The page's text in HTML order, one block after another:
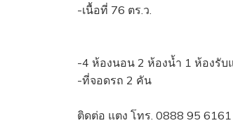
-เนื้อที่ 76 ตร.ว.
-4 ห้องนอน 2 ห้องน้ำ 1 ห้องรับ
-ที่จอดรถ 2 คัน
ติดต่อ แตง โทร. 0888 95 6161